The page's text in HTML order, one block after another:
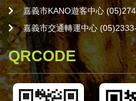
嘉義市KANO遊客中心
嘉義市交通轉運中心
QRCODE